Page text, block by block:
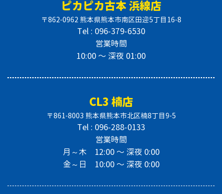
ピカピカ古本 浜線店
〒862-0962 熊本県熊本市南区田迎5丁目16-8
Tel : 096-379-6530
営業時間
10:00 〜 深夜 01:00
CL3 楠店
〒861-8003 熊本県熊本市北区楠8丁目9-5
Tel : 096-288-0133
営業時間
月～木 12:00 〜 深夜 0:00
金～日 10:00 〜 深夜 0:00